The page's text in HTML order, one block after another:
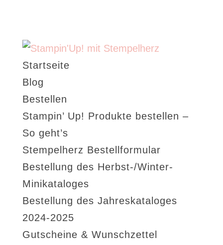
Startseite
Blog
Bestellen
Stampin’ Up! Produkte bestellen –
So geht’s
Stempelherz Bestellformular
Bestellung des Herbst-/Winter-
Minikataloges
Bestellung des Jahreskataloges
2024-2025
Gutscheine & Wunschzettel